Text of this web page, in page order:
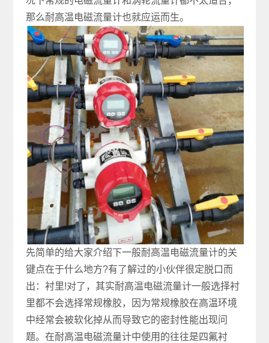
那么耐高温电磁流量计也就应运而生。
先简单的给大家介绍下一般耐高温电磁流量计的关
键点在于什么地方?有了解过的小伙伴很定脱口而
出：衬里!对了，其实耐高温电磁流量计一般选择衬
里都不会选择常规橡胶，因为常规橡胶在高温环境
中经常会被软化掉从而导致它的密封性能出现问
题。在耐高温电磁流量计中使用的往往是四氟衬